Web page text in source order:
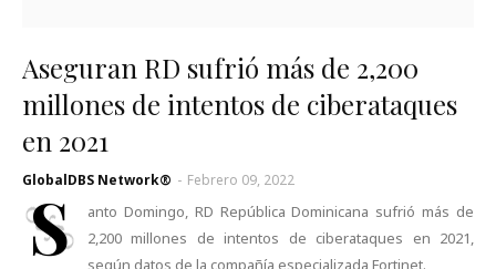
Aseguran RD sufrió más de 2,200
millones de intentos de ciberataques
en 2021
GlobalDBS Network® - Febrero 09, 2022
S
anto Domingo, RD República Dominicana sufrió más de
2,200 millones de intentos de ciberataques en 2021,
según datos de la compañía especializada Fortinet.